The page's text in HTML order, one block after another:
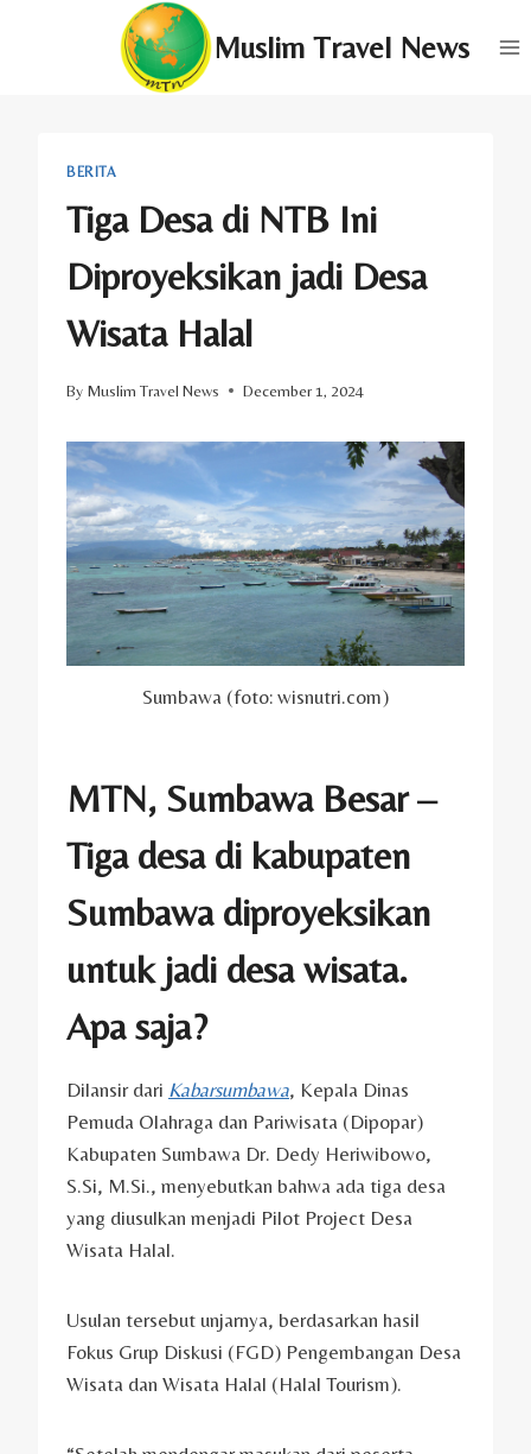
Muslim Travel News
BERITA
Tiga Desa di NTB Ini
Diproyeksikan jadi Desa
Wisata Halal
By Muslim Travel News December 1, 2024
Sumbawa (foto: wisnutri.com)
MTN, Sumbawa Besar –
Tiga desa di kabupaten
Sumbawa diproyeksikan
untuk jadi desa wisata.
Apa saja?
Dilansir dari Kabarsumbawa, Kepala Dinas
Pemuda Olahraga dan Pariwisata (Dipopar)
Kabupaten Sumbawa Dr. Dedy Heriwibowo,
S.Si, M.Si., menyebutkan bahwa ada tiga desa
yang diusulkan menjadi Pilot Project Desa
Wisata Halal.
Usulan tersebut unjarnya, berdasarkan hasil
Fokus Grup Diskusi (FGD) Pengembangan Desa
Wisata dan Wisata Halal (Halal Tourism).